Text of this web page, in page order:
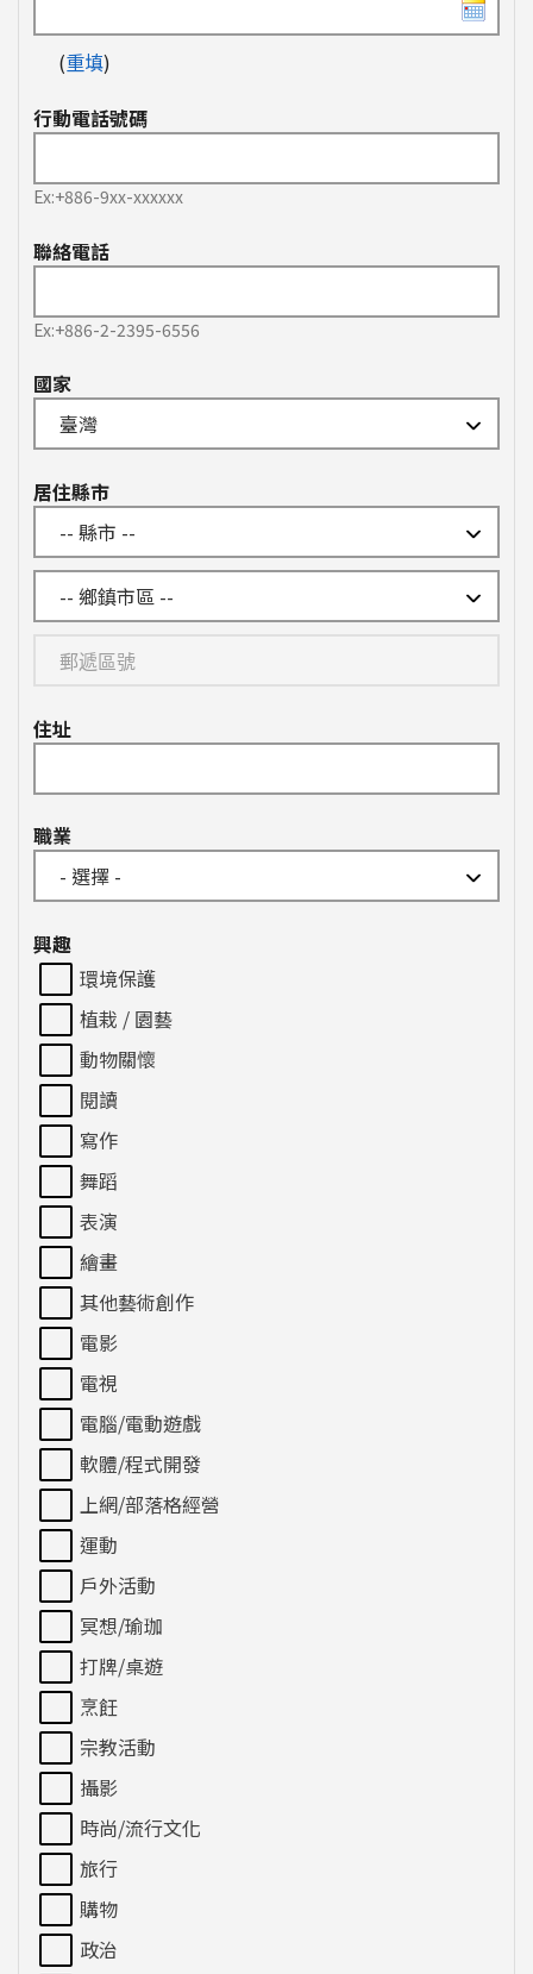
(重填)
行動電話號碼
Ex:+886-9xx-xxxxxx
聯絡電話
Ex:+886-2-2395-6556
國家
居住縣市
住址
職業
興趣
環境保護
植栽 / 園藝
動物關懷
閱讀
寫作
舞蹈
表演
繪畫
其他藝術創作
電影
電視
電腦/電動遊戲
軟體/程式開發
上網/部落格經營
運動
戶外活動
冥想/瑜珈
打牌/桌遊
烹飪
宗教活動
攝影
時尚/流行文化
旅行
購物
政治